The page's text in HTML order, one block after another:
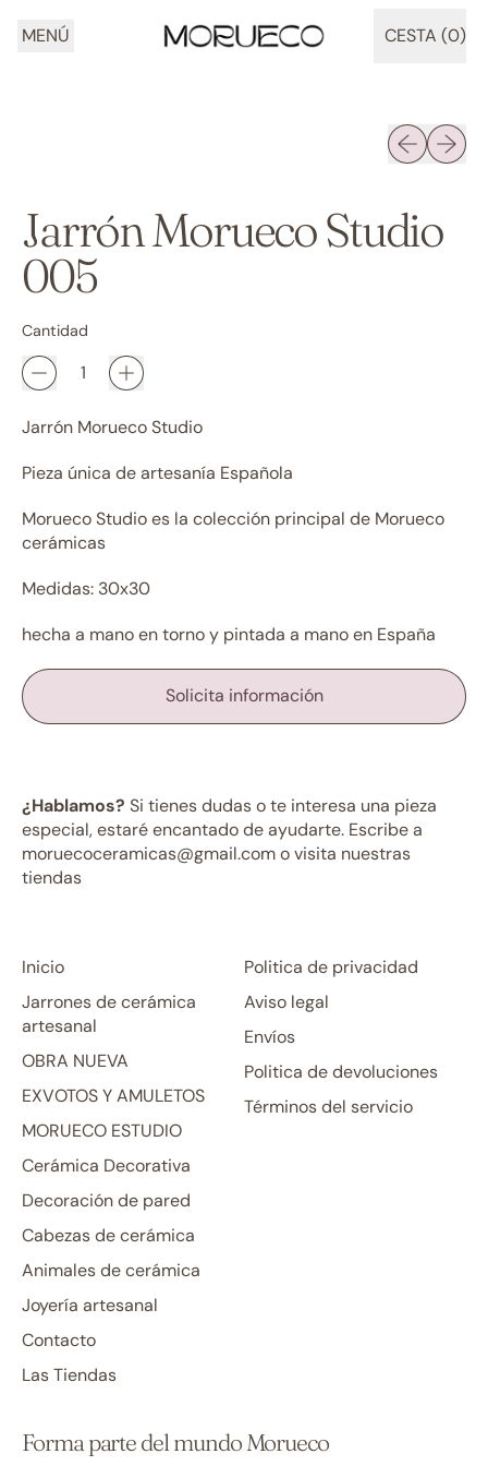
MENÚ CESTA (0)
ARTÍCULOS
Diapositiva
Jarrón Morueco Studio
005
Cantidad
Jarrón Morueco Studio
Pieza única de artesanía Española
Morueco Studio es la colección principal de Morueco
cerámicas
Medidas: 30x30
hecha a mano en torno y pintada a mano en España
Solicita información
¿Hablamos? Si tienes dudas o te interesa una pieza
especial, estaré encantado de ayudarte. Escribe a
moruecoceramicas@gmail.com o visita nuestras
tiendas
Inicio
Jarrones de cerámica
artesanal
OBRA NUEVA
EXVOTOS Y AMULETOS
MORUECO ESTUDIO
Cerámica Decorativa
Decoración de pared
Cabezas de cerámica
Animales de cerámica
Joyería artesanal
Contacto
Las Tiendas
Politica de privacidad
Aviso legal
Envíos
Politica de devoluciones
Términos del servicio
Forma parte del mundo Morueco